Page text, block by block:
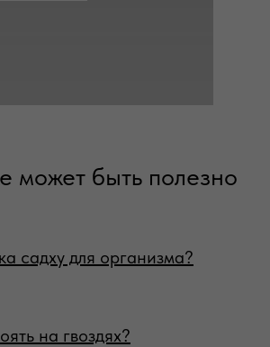
может быть полезно
садху для организма?
на гвоздях?